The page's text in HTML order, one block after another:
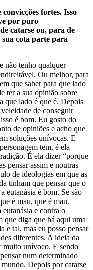
fortes. Isso
por puro
catarse ou, para de
cota parte para
não tenho qualquer
Ou melhor, para
que saber para que lado
ter a sua opinião sobre
que lado é que é. Depois
de conseguir
é bom. Eu gosto do
de opiniões e acho que
soluções unívocas. E
tem, é ela
É ela dizer “porque
pensar assim e noutras
de ideologias em que as
tinham que pensar que o
eutanásia é bom. Se são
é mau, que é mau.
e contra o
que diga que há aqui uma
e tal, mas eu posso pensar
diferentes. A ideia da
muito unívoco. E sendo
num determinado
Depois por catarse